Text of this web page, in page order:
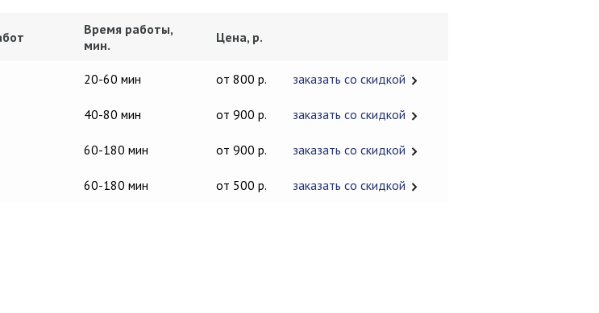
Время работы,
мин.
Цена, р.
20-60 мин от 800 р. заказать со скидкой
40-80 мин от 900 р. заказать со скидкой
60-180 мин от 900 р. заказать со скидкой
60-180 мин от 500 р. заказать со скидкой